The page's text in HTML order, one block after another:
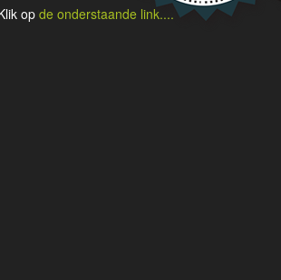
op de onderstaande link....